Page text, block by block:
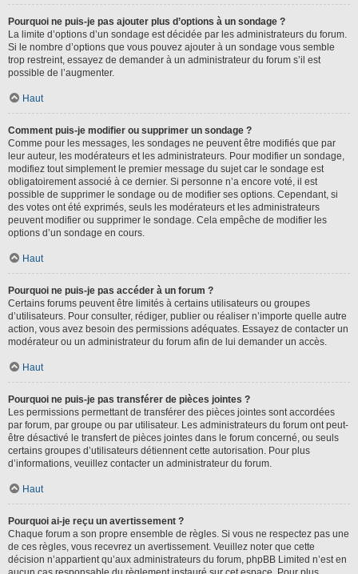
Pourquoi ne puis-je pas ajouter plus d’options à un sondage ?
La limite d’options d’un sondage est décidée par les administrateurs du forum.
Si le nombre d’options que vous pouvez ajouter à un sondage vous semble
trop restreint, essayez de demander à un administrateur du forum s’il est
possible de l’augmenter.
Haut
Comment puis-je modifier ou supprimer un sondage ?
Comme pour les messages, les sondages ne peuvent être modifiés que par
leur auteur, les modérateurs et les administrateurs. Pour modifier un sondage,
modifiez tout simplement le premier message du sujet car le sondage est
obligatoirement associé à ce dernier. Si personne n’a encore voté, il est
possible de supprimer le sondage ou de modifier ses options. Cependant, si
des votes ont été exprimés, seuls les modérateurs et les administrateurs
peuvent modifier ou supprimer le sondage. Cela empêche de modifier les
options d’un sondage en cours.
Haut
Pourquoi ne puis-je pas accéder à un forum ?
Certains forums peuvent être limités à certains utilisateurs ou groupes
d’utilisateurs. Pour consulter, rédiger, publier ou réaliser n’importe quelle autre
action, vous avez besoin des permissions adéquates. Essayez de contacter un
modérateur ou un administrateur du forum afin de lui demander un accès.
Haut
Pourquoi ne puis-je pas transférer de pièces jointes ?
Les permissions permettant de transférer des pièces jointes sont accordées
par forum, par groupe ou par utilisateur. Les administrateurs du forum ont peut-
être désactivé le transfert de pièces jointes dans le forum concerné, ou seuls
certains groupes d’utilisateurs détiennent cette autorisation. Pour plus
d’informations, veuillez contacter un administrateur du forum.
Haut
Pourquoi ai-je reçu un avertissement ?
Chaque forum a son propre ensemble de règles. Si vous ne respectez pas une
de ces règles, vous recevrez un avertissement. Veuillez noter que cette
décision n’appartient qu’aux administrateurs du forum, phpBB Limited n’est en